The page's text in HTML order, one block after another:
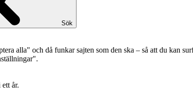
Sök
alla" och då funkar sajten som den ska – så att du kan
år.